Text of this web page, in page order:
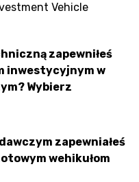
Vehicle
zapewniłeś
inwestycyjnym w
Wybierz
zapewniałeś
wehikułom